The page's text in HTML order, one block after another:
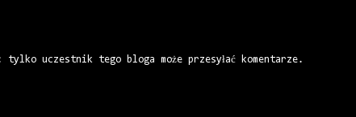
tylko uczestnik tego bloga może przesyłać komentarze.